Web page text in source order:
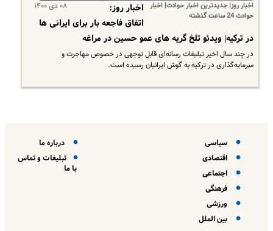
اخبار روز| جدیدترین اخبار حوادث| اخبار
حوادث 24 ساعت گذشته
۰۸ دی ۱۴۰۰
اخبار روز:
اتفاق فاجعه بار برای ایرانی ها
در ترکیه| ویدئو تلخ گریه های عمو حسین در مراغه
در چند سال اخیر تبلیغات رسانه‌ای قابل توجهی در خصوص مهاجرت و
سرمایه‌گذاری در ترکیه به گوش ایرانیان رسیده است.
سیاسی
اقتصادی
اجتماعی
فرهنگی
ورزشی
بین الملل
درباره ما
تبلیغات و تماس
با ما